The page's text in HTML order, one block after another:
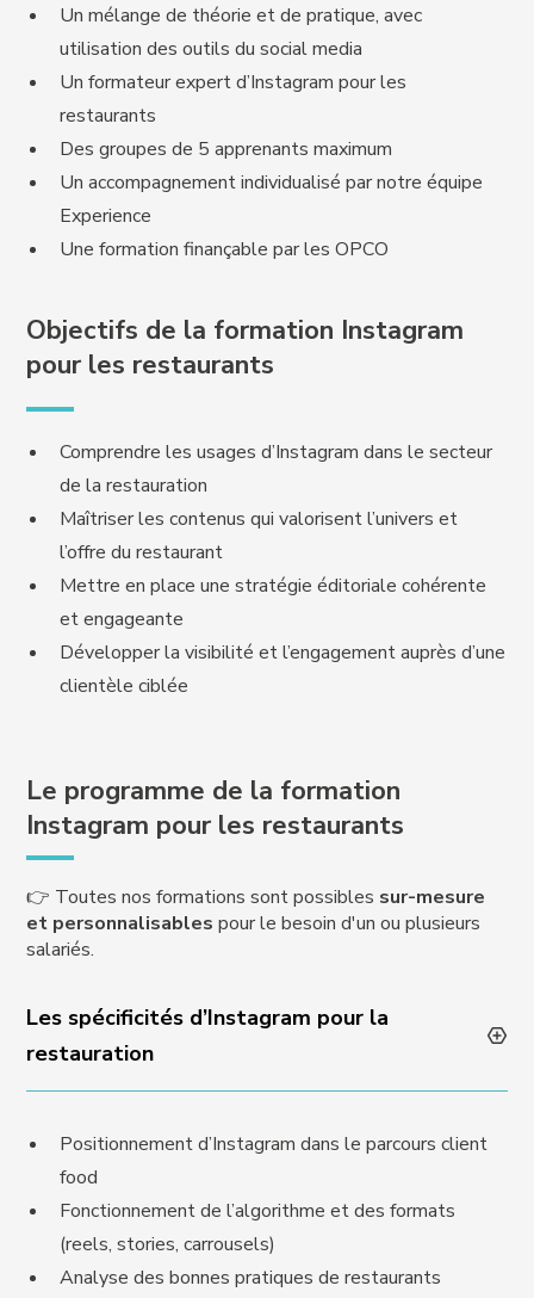
Un mélange de théorie et de pratique, avec
utilisation des outils du social media
Un formateur expert d’Instagram pour les
restaurants
Des groupes de 5 apprenants maximum
Un accompagnement individualisé par notre équipe
Experience
Une formation finançable par les OPCO
Objectifs de la formation Instagram
pour les restaurants
Comprendre les usages d’Instagram dans le secteur
de la restauration
Maîtriser les contenus qui valorisent l’univers et
l’offre du restaurant
Mettre en place une stratégie éditoriale cohérente
et engageante
Développer la visibilité et l’engagement auprès d’une
clientèle ciblée
Le programme de la formation
Instagram pour les restaurants
👉 Toutes nos formations sont possibles sur-mesure
et personnalisables pour le besoin d'un ou plusieurs
salariés.
Les spécificités d’Instagram pour la
restauration
Positionnement d’Instagram dans le parcours client
food
Fonctionnement de l’algorithme et des formats
(reels, stories, carrousels)
Analyse des bonnes pratiques de restaurants